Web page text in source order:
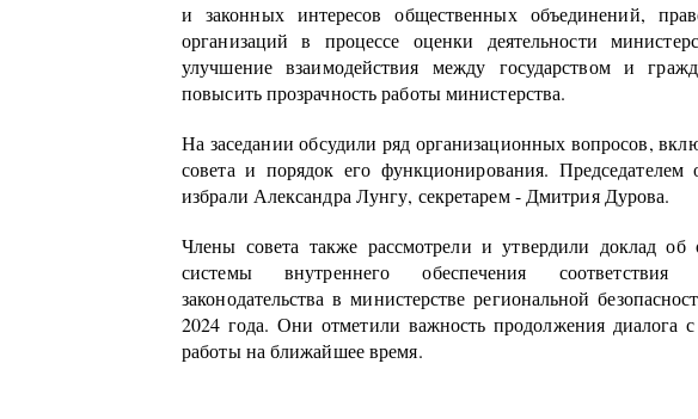
и законных интересов общественных объединений,
организаций в процессе оценки деятельности
улучшение взаимодействия между государством и
повысить прозрачность работы министерства.
На заседании обсудили ряд организационных вопросов,
совета и порядок его функционирования. Председателем
избрали Александра Лунгу, секретарем - Дмитрия Дурова.
Члены совета также рассмотрели и утвердили доклад
системы внутреннего обеспечения соответствия
законодательства в министерстве региональной
2024 года. Они отметили важность продолжения диалога
работы на ближайшее время.